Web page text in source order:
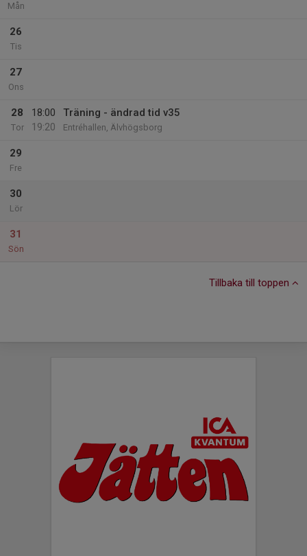
Mån
26
Tis
27
Ons
28
Tor
18:00
19:20
Träning - ändrad tid v35
Entréhallen, Älvhögsborg
29
Fre
30
Lör
31
Sön
Tillbaka till toppen